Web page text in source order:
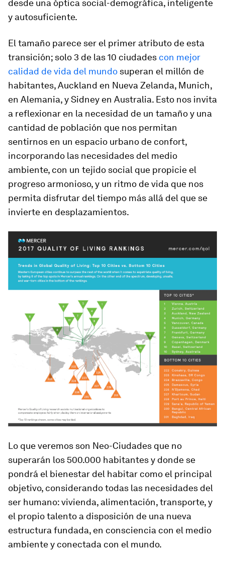
desde una óptica social-demográfica, inteligente
y autosuficiente.
El tamaño parece ser el primer atributo de esta
transición; solo 3 de las 10 ciudades con mejor
calidad de vida del mundo superan el millón de
habitantes, Auckland en Nueva Zelanda, Munich,
en Alemania, y Sidney en Australia. Esto nos invita
a reflexionar en la necesidad de un tamaño y una
cantidad de población que nos permitan
sentirnos en un espacio urbano de confort,
incorporando las necesidades del medio
ambiente, con un tejido social que propicie el
progreso armonioso, y un ritmo de vida que nos
permita disfrutar del tiempo más allá del que se
invierte en desplazamientos.
Lo que veremos son Neo-Ciudades que no
superarán los 500.000 habitantes y donde se
pondrá el bienestar del habitar como el principal
objetivo, considerando todas las necesidades del
ser humano: vivienda, alimentación, transporte, y
el propio talento a disposición de una nueva
estructura fundada, en consciencia con el medio
ambiente y conectada con el mundo.